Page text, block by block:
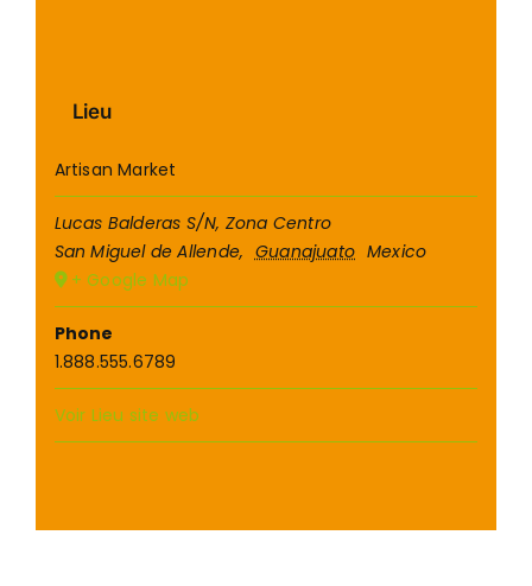
Lieu
Artisan Market
Lucas Balderas S/N, Zona Centro
San Miguel de Allende, Guanajuato Mexico
+ Google Map
Phone
1.888.555.6789
Voir Lieu site web